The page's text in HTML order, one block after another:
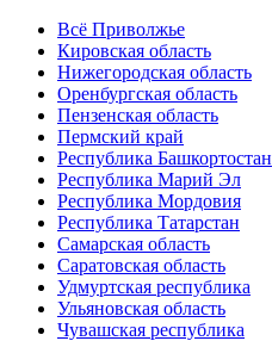
Всё Приволжье
Кировская область
Нижегородская область
Оренбургская область
Пензенская область
Пермский край
Республика Башкортостан
Республика Марий Эл
Республика Мордовия
Республика Татарстан
Самарская область
Саратовская область
Удмуртская республика
Ульяновская область
Чувашская республика